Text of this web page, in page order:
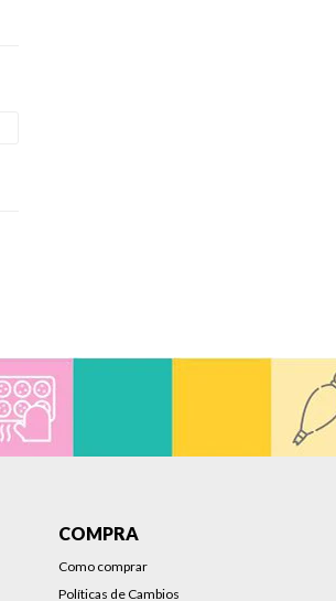
COMPRA
Como comprar
Políticas de Cambios